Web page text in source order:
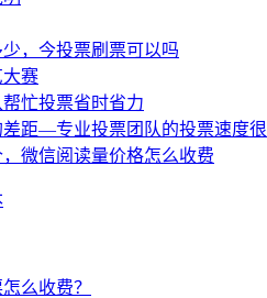
，今投票刷票可以吗
赛
忙投票省时省力
距—专业投票团队的投票速度
微信阅读量价格怎么收费
么收费？